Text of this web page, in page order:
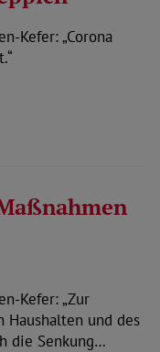
Kefer: „Corona
Kefer: „Zur
und des
die Senkung…